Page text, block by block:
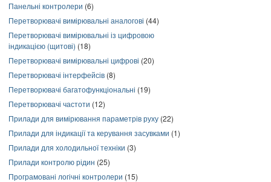
Панельні контролери (6)
Перетворювачі вимірювальні аналогові (44)
Перетворювачі вимірювальні із цифровою
індикацією (щитові) (18)
Перетворювачі вимірювальні цифрові (20)
Перетворювачі інтерфейсів (8)
Перетворювачі багатофункціональні (19)
Перетворювачі частоти (12)
Прилади для вимірювання параметрів руху (22)
Прилади для індикації та керування засувками (1)
Прилади для холодильної техніки (3)
Прилади контролю рідин (25)
Програмовані логічні контролери (15)